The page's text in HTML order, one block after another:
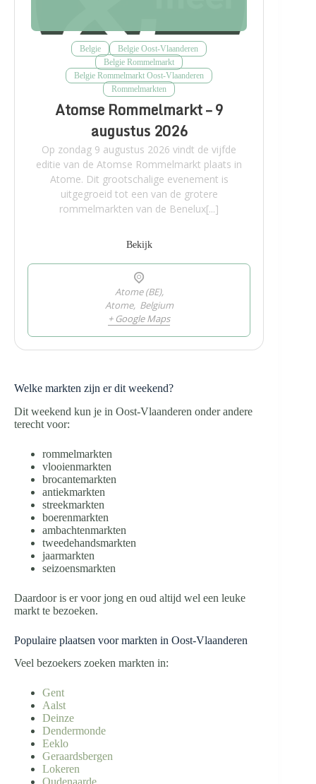
Belgie
Belgie Oost-Vlaanderen
Belgie Rommelmarkt
Belgie Rommelmarkt Oost-Vlaanderen
Rommelmarkten
Atomse Rommelmarkt – 9
augustus 2026
Op zondag 9 augustus 2026 vindt de vijfde
editie van de Atomse Rommelmarkt plaats in
Atome. Dit grootschalige evenement is
uitgegroeid tot een van de grotere
rommelmarkten van de Benelux[...]
Bekijk
Atome (BE),
Atome, Belgium
+ Google Maps
Welke markten zijn er dit weekend?
Dit weekend kun je in Oost-Vlaanderen onder andere
terecht voor:
rommelmarkten
vlooienmarkten
brocantemarkten
antiekmarkten
streekmarkten
boerenmarkten
ambachtenmarkten
tweedehandsmarkten
jaarmarkten
seizoensmarkten
Daardoor is er voor jong en oud altijd wel een leuke
markt te bezoeken.
Populaire plaatsen voor markten in Oost-Vlaanderen
Veel bezoekers zoeken markten in:
Gent
Aalst
Deinze
Dendermonde
Eeklo
Geraardsbergen
Lokeren